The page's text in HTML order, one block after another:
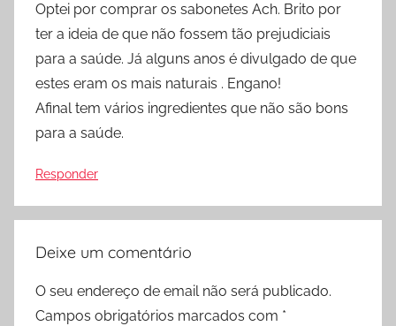
Optei por comprar os sabonetes Ach. Brito por
ter a ideia de que não fossem tão prejudiciais
para a saúde. Já alguns anos é divulgado de que
estes eram os mais naturais . Engano!
Afinal tem vários ingredientes que não são bons
para a saúde.
Responder
Deixe um comentário
O seu endereço de email não será publicado.
Campos obrigatórios marcados com *